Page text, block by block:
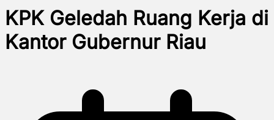
KPK Geledah Ruang Kerja di
Kantor Gubernur Riau